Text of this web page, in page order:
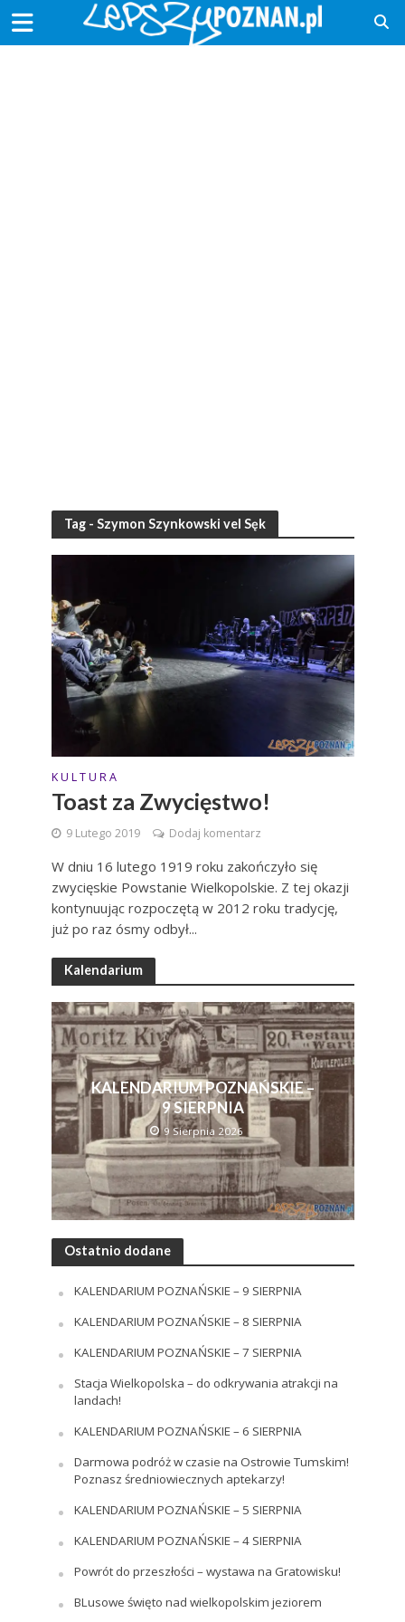
Tag - Szymon Szynkowski vel Sęk
K U L T U R A
Toast za Zwycięstwo!
9 Lutego 2019 Dodaj komentarz
W dniu 16 lutego 1919 roku zakończyło się
zwycięskie Powstanie Wielkopolskie. Z tej okazji
kontynuując rozpoczętą w 2012 roku tradycję,
już po raz ósmy odbył...
Kalendarium
KALENDARIUM POZNAŃSKIE –
9 SIERPNIA
9 Sierpnia 2026
Ostatnio dodane
KALENDARIUM POZNAŃSKIE – 9 SIERPNIA
KALENDARIUM POZNAŃSKIE – 8 SIERPNIA
KALENDARIUM POZNAŃSKIE – 7 SIERPNIA
Stacja Wielkopolska – do odkrywania atrakcji na
landach!
KALENDARIUM POZNAŃSKIE – 6 SIERPNIA
Darmowa podróż w czasie na Ostrowie Tumskim!
Poznasz średniowiecznych aptekarzy!
KALENDARIUM POZNAŃSKIE – 5 SIERPNIA
KALENDARIUM POZNAŃSKIE – 4 SIERPNIA
Powrót do przeszłości – wystawa na Gratowisku!
BLusowe święto nad wielkopolskim jeziorem